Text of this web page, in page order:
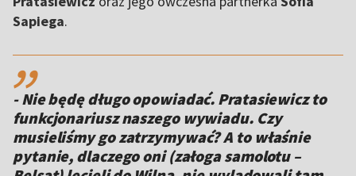
Sapiega.
,,
- Nie będę długo opowiadać. Pratasiewicz to
funkcjonariusz naszego wywiadu. Czy
musieliśmy go zatrzymywać? A to właśnie
pytanie, dlaczego oni (załoga samolotu –